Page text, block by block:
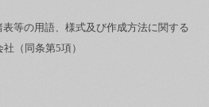
等の用語、様式及び作成方法に関する
（同条第5項）